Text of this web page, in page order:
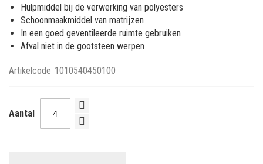
de
afbeeldingen-
gallerij
Hulpmiddel bij de verwerking van polyesters
Schoonmaakmiddel van matrijzen
In een goed geventileerde ruimte gebruiken
Afval niet in de gootsteen werpen
Artikelcode 1010540450100
Aantal